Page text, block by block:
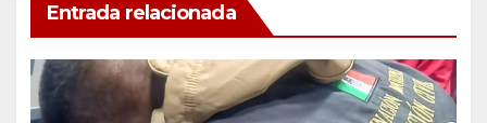
Entrada relacionada